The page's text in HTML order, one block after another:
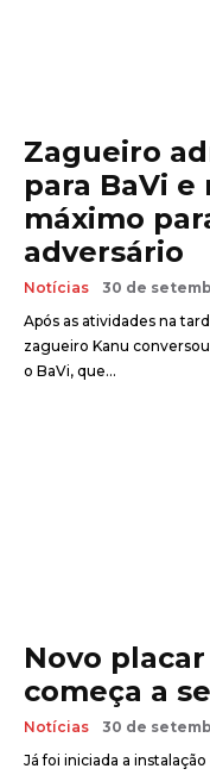
Zagueiro
para BaVi
máximo
adversário
Notícias
30 de
Após as atividades na
zagueiro Kanu
o BaVi, que...
Novo
começa a
Notícias
30 de
Já foi iniciada a